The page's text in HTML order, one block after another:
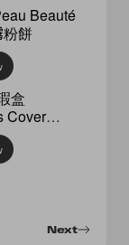
Beauté
餅
盒
Cover
Next